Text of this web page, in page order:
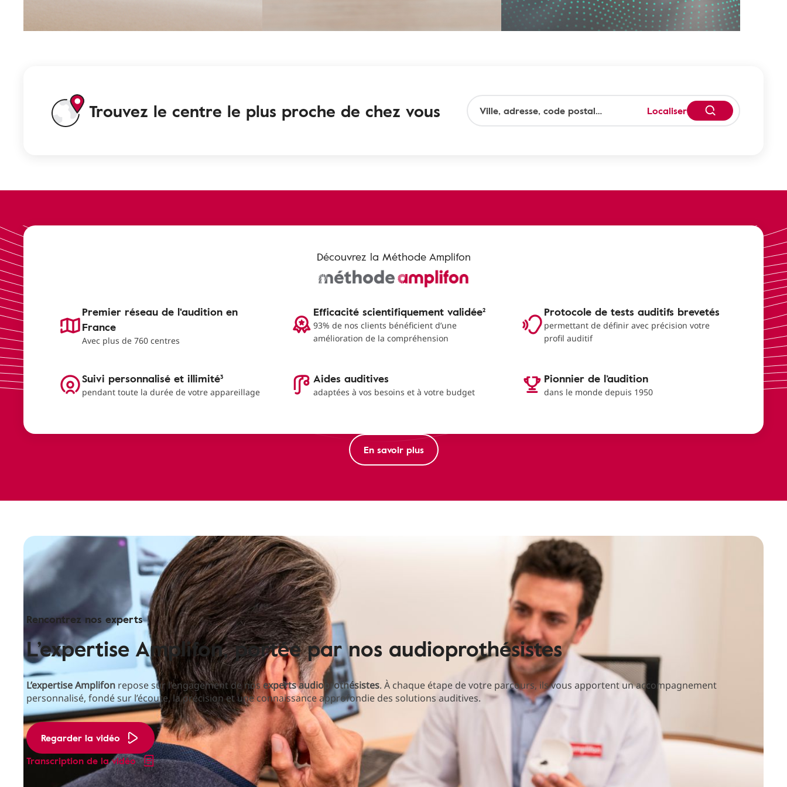
Trouvez le centre le plus proche de chez vous Localiser
Découvrez la Méthode Amplifon
Premier réseau de l'audition en
France
Avec plus de 760 centres
Efficacité scientifiquement validée²
93% de nos clients bénéficient d’une
amélioration de la compréhension
Protocole de tests auditifs brevetés
permettant de définir avec précision votre
profil auditif
Suivi personnalisé et illimité³
pendant toute la durée de votre appareillage
Aides auditives
adaptées à vos besoins et à votre budget
Pionnier de l’audition
dans le monde depuis 1950
En savoir plus
Rencontrez nos experts
L’expertise Amplifon, portée par nos audioprothésistes
L’expertise Amplifon repose sur l’engagement de nosexperts audioprothésistes. À chaque étape de votre parcours, ils vous apportent un accompagnement
personnalisé, fondé sur l’écoute, la précision et une connaissance approfondie des solutions auditives.
Regarder la vidéo
Transcription de la vidéo